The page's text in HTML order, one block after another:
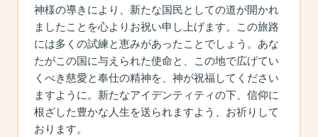
神様の導きにより、新たな国民としての道が開かれ
ましたことを心よりお祝い申し上げます。この旅路
には多くの試練と恵みがあったことでしょう。あな
たがこの国に与えられた使命と、この地で広げてい
くべき慈愛と奉仕の精神を、神が祝福してください
ますように。新たなアイデンティティの下、信仰に
根ざした豊かな人生を送られますよう、お祈りして
おります。